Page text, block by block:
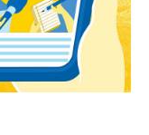
在至今猛禽中毒來
1970-1980年
業造成